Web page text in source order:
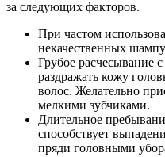
за следующих факторов.
При частом
некачественных
Грубое расчесывание
раздражать кожу
волос. Желательно
мелкими зубчиками.
Длительное
способствует
пряди головными